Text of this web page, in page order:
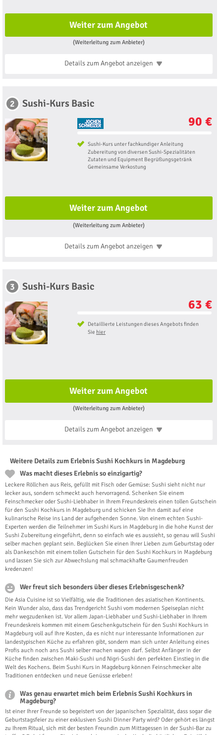
Weiter zum Angebot
(Weiterleitung zum Anbieter)
Details zum Angebotanzeigen
2 Sushi-Kurs Basic
90 €
Sushi-Kurs unter fachkundiger Anleitung
Zubereitung von diversen Sushi-Spezialitäten
Zutaten und Equipment Begrüßungsgetränk
Gemeinsame Verkostung
Weiter zum Angebot
(Weiterleitung zum Anbieter)
Details zum Angebotanzeigen
3 Sushi-Kurs Basic
63 €
Detaillierte Leistungen dieses Angebots finden
Sie hier
Weiter zum Angebot
(Weiterleitung zum Anbieter)
Details zum Angebotanzeigen
Weitere Details zum Erlebnis Sushi Kochkurs in Magdeburg
Was macht dieses Erlebnis so einzigartig?
Leckere Röllchen aus Reis, gefüllt mit Fisch oder Gemüse: Sushi sieht nicht nur
lecker aus, sondern schmeckt auch hervorragend. Schenken Sie einem
Feinschmecker oder Sushi-Liebhaber in Ihrem Freundeskreis einen tollen Gutschein
für den Sushi Kochkurs in Magdeburg und schicken Sie Ihn damit auf eine
kulinarische Reise ins Land der aufgehenden Sonne. Von einem echten Sushi-
Experten werden die Teilnehmer im Sushi Kurs in Magdeburg in die hohe Kunst der
Sushi Zubereitung eingeführt, denn so einfach wie es aussieht, so genau will Sushi
selber machen geplant sein. Beglücken Sie einen Ihrer Lieben zum Geburtstag oder
als Dankeschön mit einem tollen Gutschein für den Sushi Kochkurs in Magdeburg
und lassen Sie sich zur Abwechslung mal schmackhafte Gaumenfreuden
kredenzen!
Wer freut sich besonders über dieses Erlebnisgeschenk?
Die Asia Cuisine ist so Vielfältig, wie die Traditionen des asiatischen Kontinents.
Kein Wunder also, dass das Trendgericht Sushi vom modernen Speiseplan nicht
mehr wegzudenken ist. Vor allem Japan-Liebhaber und Sushi-Liebhaber in Ihrem
Freundeskreis kommen mit einem Geschenkgutschein für den Sushi Kochkurs in
Magdeburg voll auf Ihre Kosten, da es nicht nur interessante Informationen zur
landestypischen Küche zu erfahren gibt, sondern man sich unter Anleitung eines
Profis auch noch ans Sushi selber machen wagen darf. Selbst Anfänger in der
Küche finden zwischen Maki-Sushi und Nigri-Sushi den perfekten Einstieg in die
Welt des Kochens. Beim Sushi Kurs in Magdeburg können Feinschmecker alte
Traditionen entdecken und neue Genüsse erleben!
Was genau erwartet mich beim Erlebnis Sushi Kochkurs in
Magdeburg?
Ist einer Ihrer Freunde so begeistert von der japanischen Spezialität, dass sogar die
Geburtstagsfeier zu einer exklusiven Sushi Dinner Party wird? Oder gehört es längst
zu Ihrem Ritual, sich mit der besten Freundin zum Mittagessen in der Sushi-Bar zu